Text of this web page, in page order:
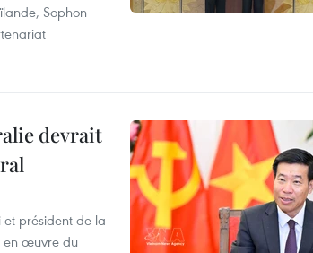
Sophon
devrait
et président de la
en œuvre du